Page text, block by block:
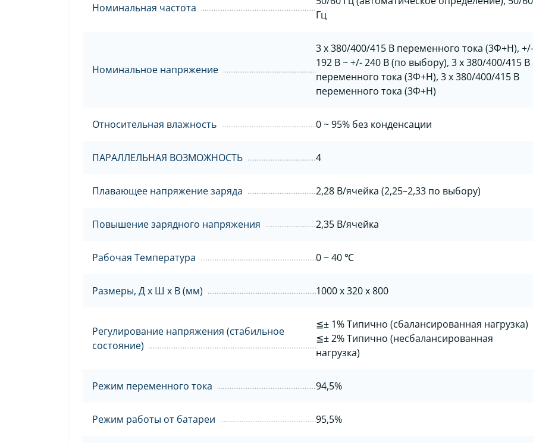
Номинальная частота
Гц
Номинальное напряжение
3 x 380/400/415 В переменного тока (3Ф+Н), +/-
192 В ~ +/- 240 В (по выбору), 3 x 380/400/415 В
переменного тока (3Ф+Н), 3 x 380/400/415 В
переменного тока (3Ф+Н)
Относительная влажность 0 ~ 95% без конденсации
ПАРАЛЛЕЛЬНАЯ ВОЗМОЖНОСТЬ 4
Плавающее напряжение заряда 2,28 В/ячейка (2,25–2,33 по выбору)
Повышение зарядного напряжения 2,35 В/ячейка
Рабочая Температура 0 ~ 40 ℃
Размеры, Д х Ш х В (мм) 1000 х 320 х 800
Регулирование напряжения (стабильное
состояние)
≦± 1% Типично (сбалансированная нагрузка)
≦± 2% Типично (несбалансированная
нагрузка)
Режим переменного тока 94,5%
Режим работы от батареи 95,5%